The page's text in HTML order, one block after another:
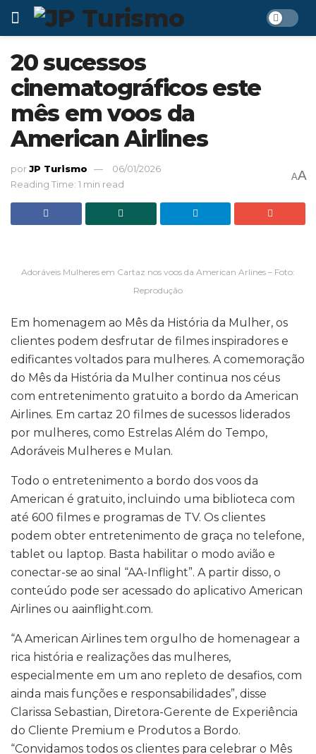
20 sucessos
cinematográficos este
mês em voos da
American Airlines
porJP Turismo
06/01/2026
Reading Time: 1 min read
AA
Adoráveis Mulheres em Cartaz nos voos da American Arlines – Foto:
Reprodução
Em homenagem ao Mês da História da Mulher, os
clientes podem desfrutar de filmes inspiradores e
edificantes voltados para mulheres. A comemoração
do Mês da História da Mulher continua nos céus
com entretenimento gratuito a bordo da American
Airlines. Em cartaz 20 filmes de sucessos liderados
por mulheres, como Estrelas Além do Tempo,
Adoráveis Mulheres e Mulan.
Todo o entretenimento a bordo dos voos da
American é gratuito, incluindo uma biblioteca com
até 600 filmes e programas de TV. Os clientes
podem obter entretenimento de graça no telefone,
tablet ou laptop. Basta habilitar o modo avião e
conectar-se ao sinal “AA-Inflight”. A partir disso, o
conteúdo pode ser acessado do aplicativo American
Airlines ou aainflight.com.
“A American Airlines tem orgulho de homenagear a
rica história e realizações das mulheres,
especialmente em um ano repleto de desafios, com
ainda mais funções e responsabilidades”, disse
Clarissa Sebastian, Diretora-Gerente de Experiência
do Cliente Premium e Produtos a Bordo.
“Convidamos todos os clientes para celebrar o Mês